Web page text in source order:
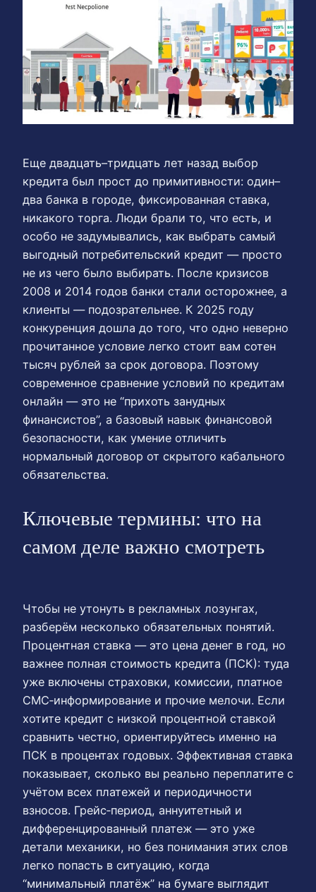
Еще двадцать–тридцать лет назад выбор
кредита был прост до примитивности: один–
два банка в городе, фиксированная ставка,
никакого торга. Люди брали то, что есть, и
особо не задумывались, как выбрать самый
выгодный потребительский кредит — просто
не из чего было выбирать. После кризисов
2008 и 2014 годов банки стали осторожнее, а
клиенты — подозрательнее. К 2025 году
конкуренция дошла до того, что одно неверно
прочитанное условие легко стоит вам сотен
тысяч рублей за срок договора. Поэтому
современное сравнение условий по кредитам
онлайн — это не “прихоть занудных
финансистов”, а базовый навык финансовой
безопасности, как умение отличить
нормальный договор от скрытого кабального
обязательства.
Ключевые термины: что на
самом деле важно смотреть
Чтобы не утонуть в рекламных лозунгах,
разберём несколько обязательных понятий.
Процентная ставка — это цена денег в год, но
важнее полная стоимость кредита (ПСК): туда
уже включены страховки, комиссии, платное
СМС‑информирование и прочие мелочи. Если
хотите кредит с низкой процентной ставкой
сравнить честно, ориентируйтесь именно на
ПСК в процентах годовых. Эффективная ставка
показывает, сколько вы реально переплатите с
учётом всех платежей и периодичности
взносов. Грейс‑период, аннуитетный и
дифференцированный платеж — это уже
детали механики, но без понимания этих слов
легко попасть в ситуацию, когда
“минимальный платёж” на бумаге выглядит